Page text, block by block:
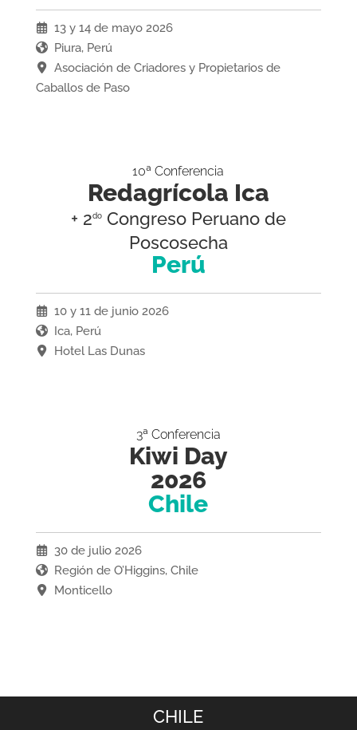
13 y 14 de mayo 2026
Piura, Perú
Asociación de Criadores y Propietarios de
Caballos de Paso
10ª Conferencia
Redagrícola Ica
+ 2doCongreso Peruano de
Poscosecha
Perú
10 y 11 de junio 2026
Ica, Perú
Hotel Las Dunas
3ª Conferencia
Kiwi Day
2026
Chile
30 de julio 2026
Región de O’Higgins, Chile
Monticello
CHILE